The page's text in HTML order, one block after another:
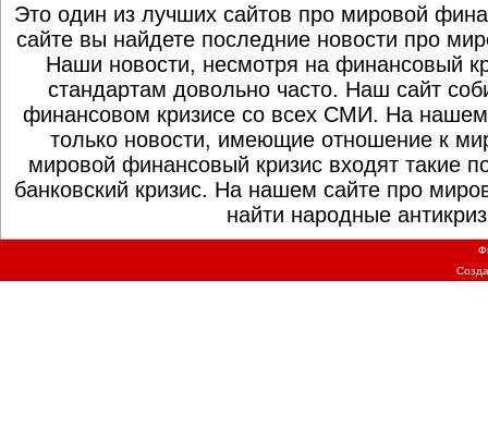
Это один из лучших сайтов про мировой
сайте вы найдете последние новости про
Наши новости, несмотря на финансовый
стандартам довольно часто. Наш сайт
финансовом кризисе со всех СМИ. На нашем
только новости, имеющие отношение к
мировой финансовый кризис входят такие
банковский кризис. На нашем сайте про
найти народные